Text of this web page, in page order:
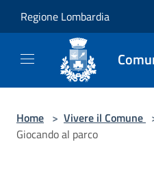
Regione Lombardia
Home > Vivere il Comune
Giocando al parco